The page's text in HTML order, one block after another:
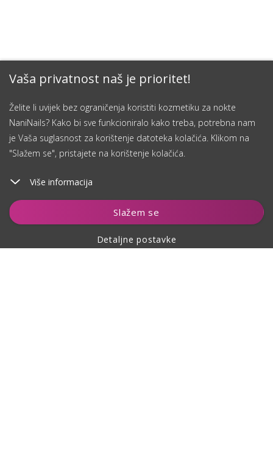
Vaša privatnost naš je prioritet!
Želite li uvijek bez ograničenja koristiti kozmetiku za nokte
NaniNails? Kako bi sve funkcioniralo kako treba, potrebna nam
je Vaša suglasnost za korištenje datoteka kolačića. Klikom na
"Slažem se", pristajete na korištenje kolačića.
Više informacija
Slažem se
Detaljne postavke
Dodaj u košaricu